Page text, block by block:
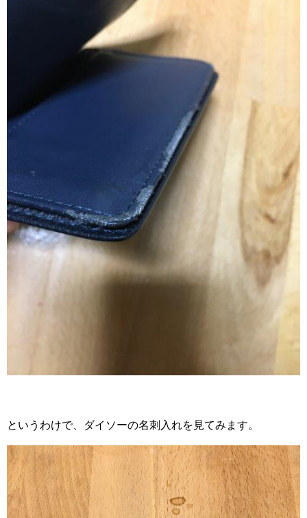
というわけで、ダイソーの名刺入れを見てみます。